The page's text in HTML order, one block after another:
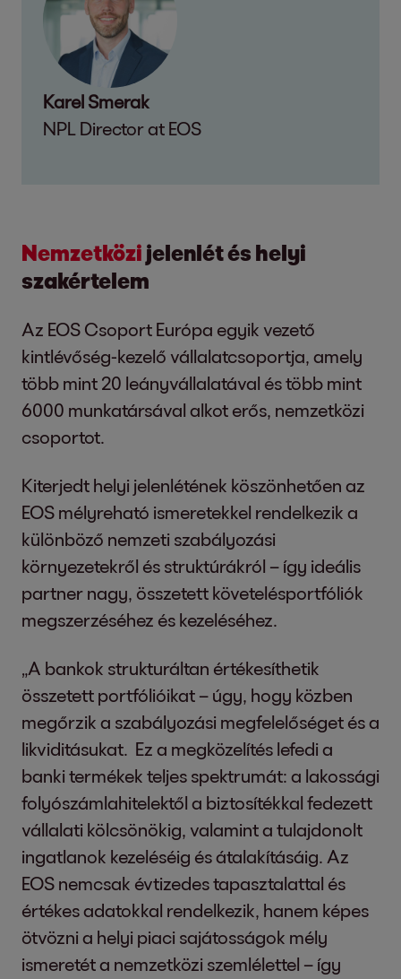
Karel Smerak
NPL Director at EOS
Nemzetközi jelenlét és helyi
szakértelem
Az EOS Csoport Európa egyik vezető
kintlévőség-kezelő vállalatcsoportja, amely
több mint 20 leányvállalatával és több mint
6000 munkatársával alkot erős, nemzetközi
csoportot.
Kiterjedt helyi jelenlétének köszönhetően az
EOS mélyreható ismeretekkel rendelkezik a
különböző nemzeti szabályozási
környezetekről és struktúrákról – így ideális
partner nagy, összetett követelésportfóliók
megszerzéséhez és kezeléséhez.
„A bankok strukturáltan értékesíthetik
összetett portfólióikat – úgy, hogy közben
megőrzik a szabályozási megfelelőséget és a
likviditásukat. Ez a megközelítés lefedi a
banki termékek teljes spektrumát: a lakossági
folyószámlahitelektől a biztosítékkal fedezett
vállalati kölcsönökig, valamint a tulajdonolt
ingatlanok kezeléséig és átalakításáig. Az
EOS nemcsak évtizedes tapasztalattal és
értékes adatokkal rendelkezik, hanem képes
ötvözni a helyi piaci sajátosságok mély
ismeretét a nemzetközi szemlélettel – így